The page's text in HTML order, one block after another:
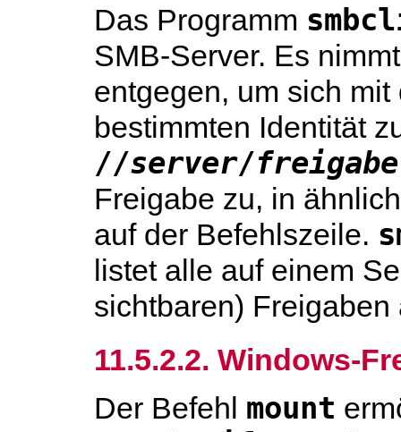
Das Programm
SMB-Server. Es
entgegen, um sich
bestimmten Identität
//server/freigabe
Freigabe zu, in
auf der Befehlszeile.
listet alle auf einem
sichtbaren) Freigaben
11.5.2.2. Windows-
Der Befehl mount